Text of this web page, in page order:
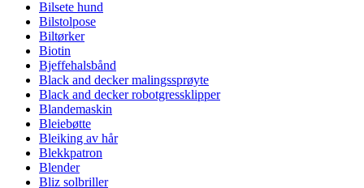
Bilsete hund
Bilstolpose
Biltørker
Biotin
Bjeffehalsbånd
Black and decker malingssprøyte
Black and decker robotgressklipper
Blandemaskin
Bleiebøtte
Bleiking av hår
Blekkpatron
Blender
Bliz solbriller